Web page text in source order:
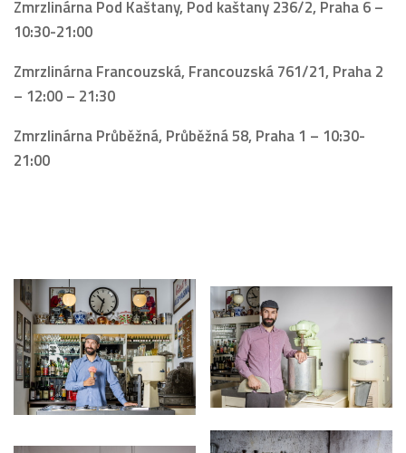
Zmrzlinárna Pod Kaštany, Pod kaštany 236/2, Praha 6 –
10:30-21:00
Zmrzlinárna Francouzská, Francouzská 761/21, Praha 2
– 12:00 – 21:30
Zmrzlinárna Průběžná, Průběžná 58, Praha 1 – 10:30-
21:00